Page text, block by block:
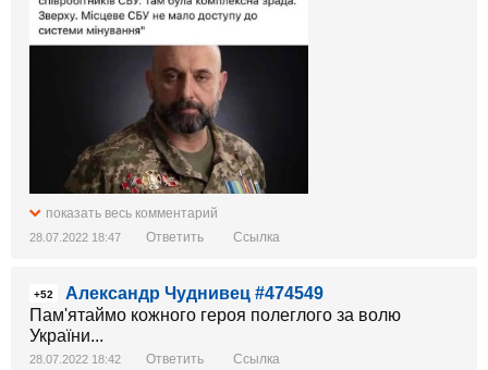
показать весь комментарий
28.07.2022 18:47 Ответить Ссылка
+52
Александр Чуднивец #474549
Пам'ятаймо кожного героя полеглого за волю
України...
28.07.2022 18:42 Ответить Ссылка